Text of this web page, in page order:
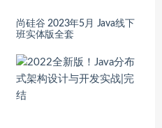
尚硅谷 2023年5月 Java线下
班实体版全套